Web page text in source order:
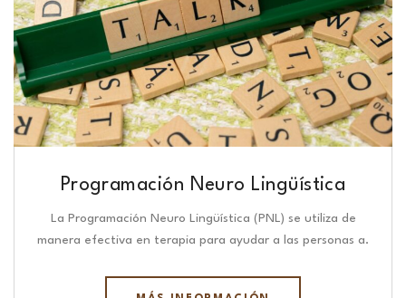
Programación Neuro Lingüística​
La Programación Neuro Lingüística (PNL) se utiliza de
manera efectiva en terapia para ayudar a las personas a.